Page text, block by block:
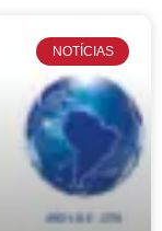
NOTÍCIAS